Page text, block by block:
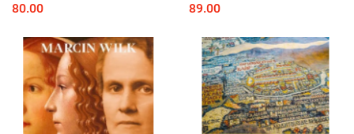
80.00 89.00